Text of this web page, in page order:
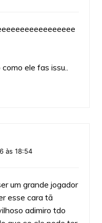
ele fas issu..
às 18:54
um grande jogador
esse cara tã
adimiro tdo